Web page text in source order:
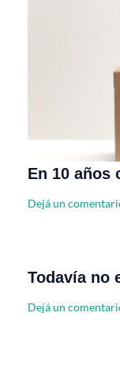
En 10 años
Dejá un
Todavía no
Dejá un